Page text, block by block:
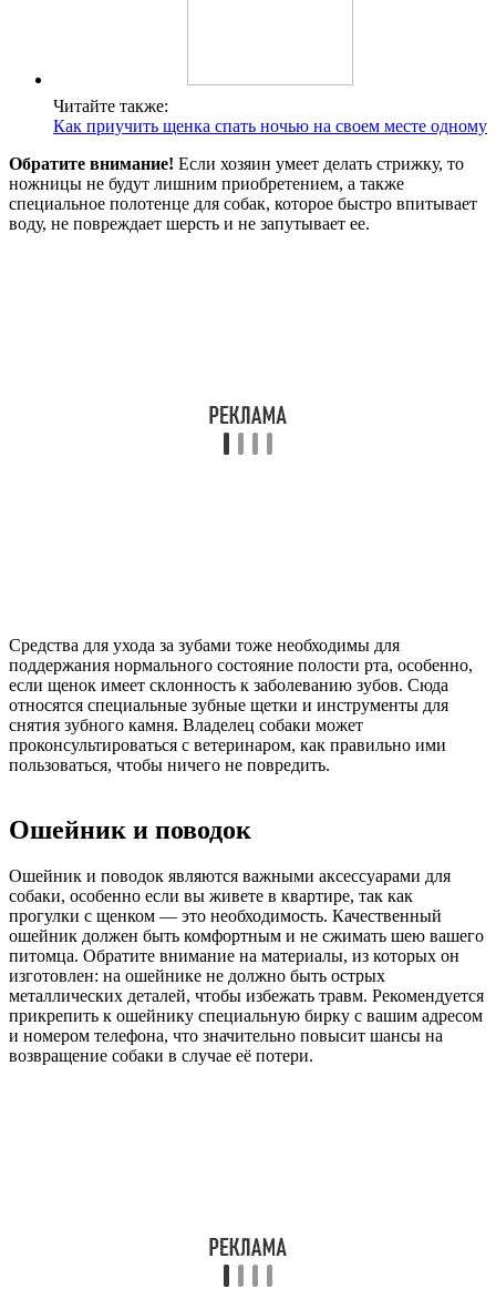
Читайте также:
Как приучить щенка спать ночью на своем месте одному
Обратите внимание! Если хозяин умеет делать стрижку, то
ножницы не будут лишним приобретением, а также
специальное полотенце для собак, которое быстро впитывает
воду, не повреждает шерсть и не запутывает ее.
Средства для ухода за зубами тоже необходимы для
поддержания нормального состояние полости рта, особенно,
если щенок имеет склонность к заболеванию зубов. Сюда
относятся специальные зубные щетки и инструменты для
снятия зубного камня. Владелец собаки может
проконсультироваться с ветеринаром, как правильно ими
пользоваться, чтобы ничего не повредить.
Ошейник и поводок
Ошейник и поводок являются важными аксессуарами для
собаки, особенно если вы живете в квартире, так как
прогулки с щенком — это необходимость. Качественный
ошейник должен быть комфортным и не сжимать шею вашего
питомца. Обратите внимание на материалы, из которых он
изготовлен: на ошейнике не должно быть острых
металлических деталей, чтобы избежать травм. Рекомендуется
прикрепить к ошейнику специальную бирку с вашим адресом
и номером телефона, что значительно повысит шансы на
возвращение собаки в случае её потери.